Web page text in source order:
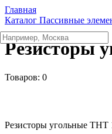
Главная
Каталог Пассивные
Резисторы
Товаров: 0
Резисторы угольные THT